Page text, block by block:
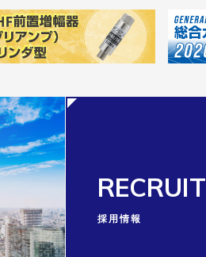
RECRUIT
採用情報